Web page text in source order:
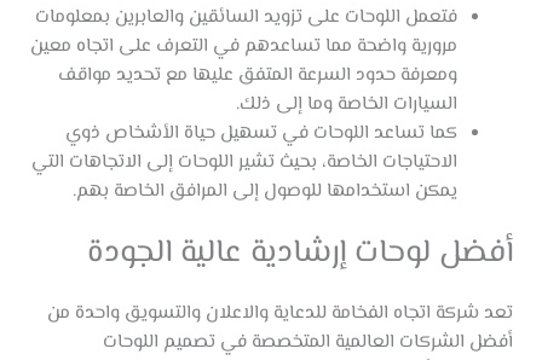
فتعمل اللوحات على تزويد السائقين والعابرين بمعلومات
مرورية واضحة مما تساعدهم في التعرف على اتجاه معين
ومعرفة حدود السرعة المتفق عليها مع تحديد مواقف
السيارات الخاصة وما إلى ذلك.
كما تساعد اللوحات في تسهيل حياة الأشخاص ذوي
الاحتياجات الخاصة، بحيث تشير اللوحات إلى الاتجاهات التي
يمكن استخدامها للوصول إلى المرافق الخاصة بهم.
أفضل لوحات إرشادية عالية الجودة
تعد شركة اتجاه الفخامة للدعاية والاعلان والتسويق واحدة من
أفضل الشركات العالمية المتخصصة في تصميم اللوحات